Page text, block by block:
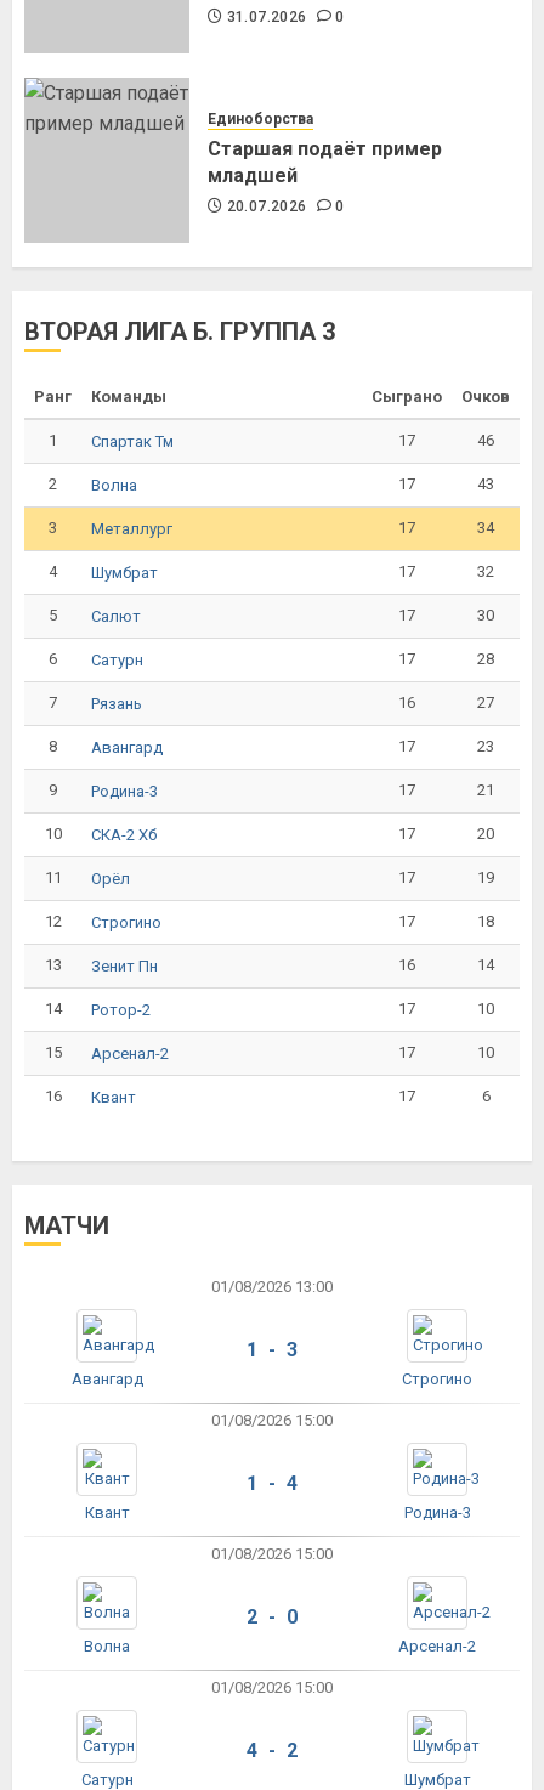
31.07.2026 0
Единоборства
Старшая подаёт пример
младшей
20.07.2026 0
ВТОРАЯ ЛИГА Б. ГРУППА 3
Ранг Команды Сыграно Очков
1 Спартак Тм 17 46
2 Волна 17 43
3 Металлург 17 34
4 Шумбрат 17 32
5 Салют 17 30
6 Сатурн 17 28
7 Рязань 16 27
8 Авангард 17 23
9 Родина-3 17 21
10 СКА-2 Хб 17 20
11 Орёл 17 19
12 Строгино 17 18
13 Зенит Пн 16 14
14 Ротор-2 17 10
15 Арсенал-2 17 10
16 Квант 17 6
МАТЧИ
01/08/2026 13:00
Авангард
1 - 3
Строгино
01/08/2026 15:00
Квант
1 - 4
Родина-3
01/08/2026 15:00
Волна
2 - 0
Арсенал-2
01/08/2026 15:00
Сатурн
4 - 2
Шумбрат